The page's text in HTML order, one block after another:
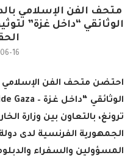
متحف الفن الإسلامي
الوثائقي “داخل غزة”
16
احتضن متحف الفن
الوثائقي “داخل غزة – Inside Gaza”
ترونغ، بالتعاون بين وزارة
الجمهورية الفرنسية لدى
المسؤولين والسفراء